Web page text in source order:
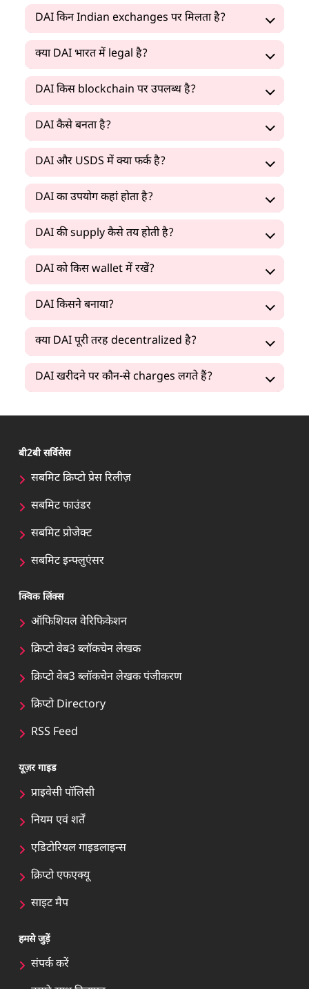
DAI किन Indian exchanges पर मिलता है?
क्या DAI भारत में legal है?
DAI किस blockchain पर उपलब्ध है?
DAI कैसे बनता है?
DAI और USDS में क्या फर्क है?
DAI का उपयोग कहां होता है?
DAI की supply कैसे तय होती है?
DAI को किस wallet में रखें?
DAI किसने बनाया?
क्या DAI पूरी तरह decentralized है?
DAI खरीदने पर कौन-से charges लगते हैं?
बी2बी सर्विसेस
सबमिट क्रिप्टो प्रेस रिलीज़
सबमिट फाउंडर
सबमिट प्रोजेक्ट
सबमिट इन्फ्लुएंसर
क्विक लिंक्स
ऑफिशियल वेरिफिकेशन
क्रिप्टो वेब3 ब्लॉकचेन लेखक
क्रिप्टो वेब3 ब्लॉकचेन लेखक पंजीकरण
क्रिप्टो Directory
RSS Feed
यूज़र गाइड
प्राइवेसी पॉलिसी
नियम एवं शर्तें
एडिटोरियल गाइडलाइन्स
क्रिप्टो एफएक्यू
साइट मैप
हमसे जुड़ें
संपर्क करें